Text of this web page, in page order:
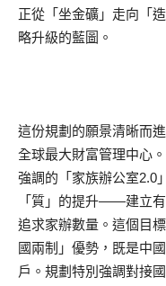
正從「坐金礦」走向「
略升級的藍圖。
這份規劃的願景清晰而
全球最大財富管理中心
強調的「家族辦公室2.0
「質」的提升——建立
追求家辦數量。這個目
國兩制」優勢，既是中
戶。規劃特別強調對接